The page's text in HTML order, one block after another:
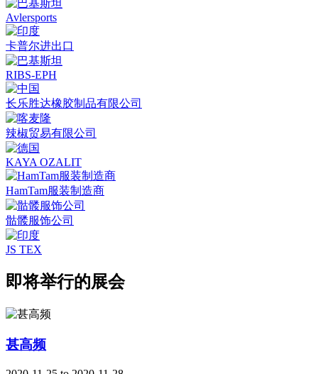
Avlersports
卡普尔进出口
RIBS-EPH
长乐胜达橡胶制品有限公司
辣椒贸易有限公司
KAYA OZALIT
HamTam服装制造商
骷髅服饰公司
JS TEX
即将举行的展会
甚高频